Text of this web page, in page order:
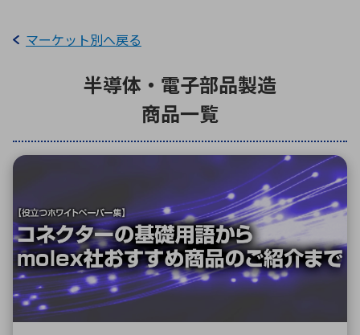
照射
シミュレーター
環境構築・開発システム
半導体・電子部品小ロット
マーケット別へ戻る
半導体・電子部品製造
商品一覧